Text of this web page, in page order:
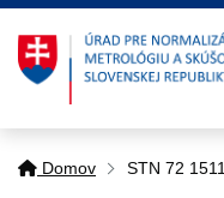
Domov STN 72 1511